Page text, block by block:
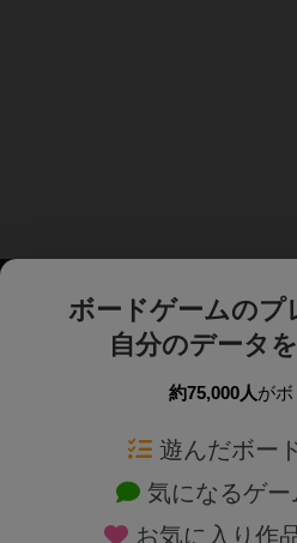
ボードゲームのプ
自分のデータ
約75,000人がボ
遊んだボー
気になるゲ
お気に入り作
ボードゲームを検索する